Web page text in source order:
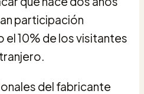
participación
el 10% de los visitantes
del fabricante